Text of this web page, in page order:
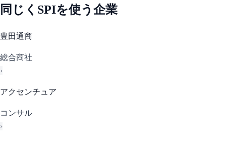
同じく SPIを使う企業
豊田通商
総合商社
›
アクセンチュア
コンサル
›